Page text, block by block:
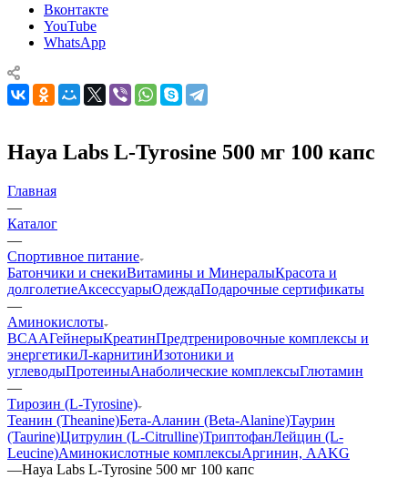
Вконтакте
YouTube
WhatsApp
Haya Labs L-Tyrosine 500 мг 100 капс
Главная
—
Каталог
—
Спортивное питание
Батончики и снекиВитамины и МинералыКрасота и
долголетиеАксессуарыОдеждаПодарочные сертификаты
—
Аминокислоты
BCAAГейнерыКреатинПредтренировочные комплексы и
энергетикиЛ-карнитинИзотоники и
углеводыПротеиныАнаболические комплексыГлютамин
—
Тирозин (L-Tyrosine)
Теанин (Theanine)Бета-Аланин (Beta-Alanine)Таурин
(Taurine)Цитрулин (L-Citrulline)ТриптофанЛейцин (L-
Leucine)Аминокислотные комплексыАргинин, AAKG
—Haya Labs L-Tyrosine 500 мг 100 капс